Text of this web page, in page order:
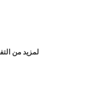
لمزيد من